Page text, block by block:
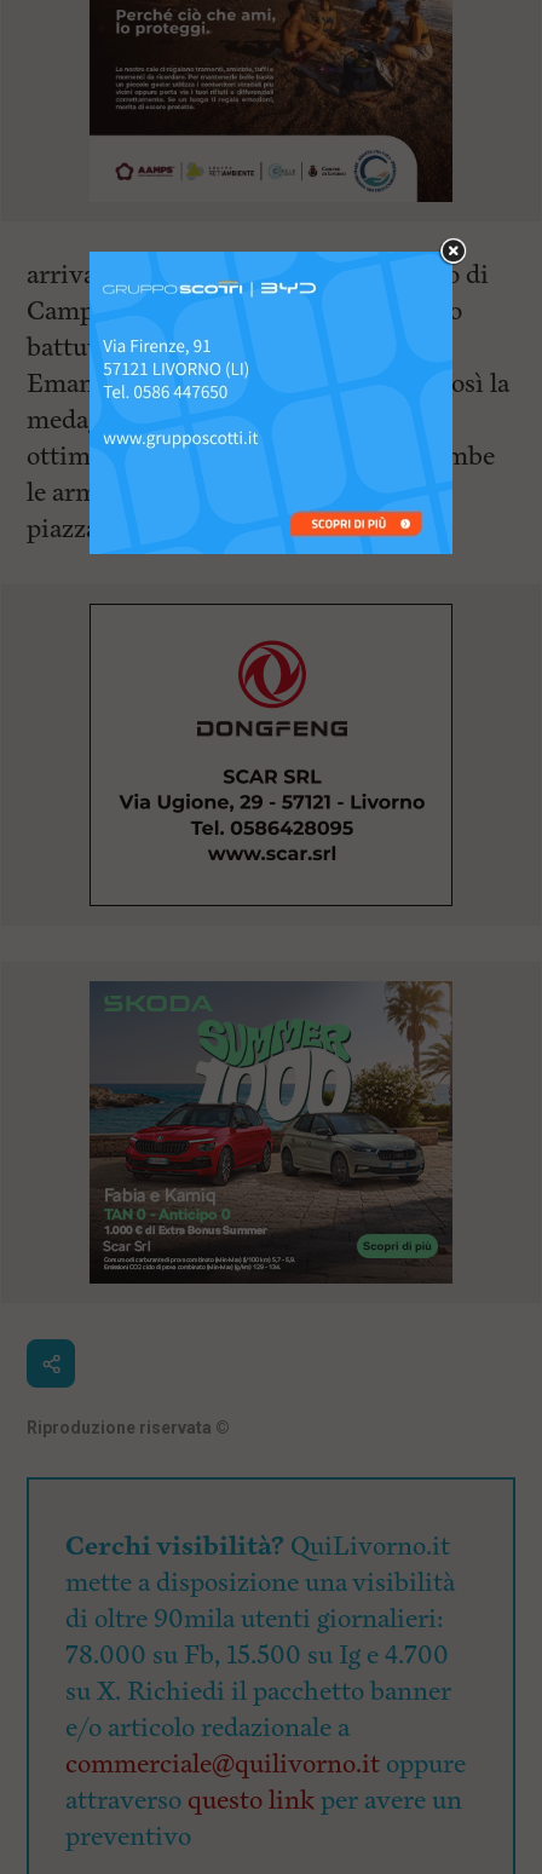
arrivato alla finale per giocarsi il titolo di
Campione Italiano, dalla quale è uscito
battuto per un soffio per 15-14 contro
Emanuele Lambertini, prendendosi così la
medaglia d’argento. Comunque degli
ottimi risultati per Luca che in entrambe
le armi è riuscito a portarsi a casa un
piazzamento sul podio.
Riproduzione riservata ©
Cerchi visibilità? QuiLivorno.it
mette a disposizione una visibilità
di oltre 90mila utenti giornalieri:
78.000 su Fb, 15.500 su Ig e 4.700
su X. Richiedi il pacchetto banner
e/o articolo redazionale a
commerciale@quilivorno.it oppure
attraverso questo linkper avere un
preventivo